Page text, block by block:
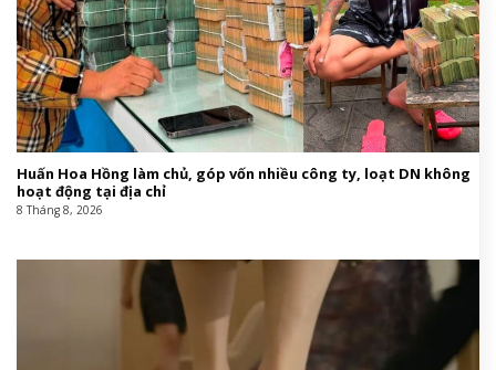
Huấn Hoa Hồng làm chủ, góp vốn nhiều công ty, loạt DN không
hoạt động tại địa chỉ
8 Tháng 8, 2026